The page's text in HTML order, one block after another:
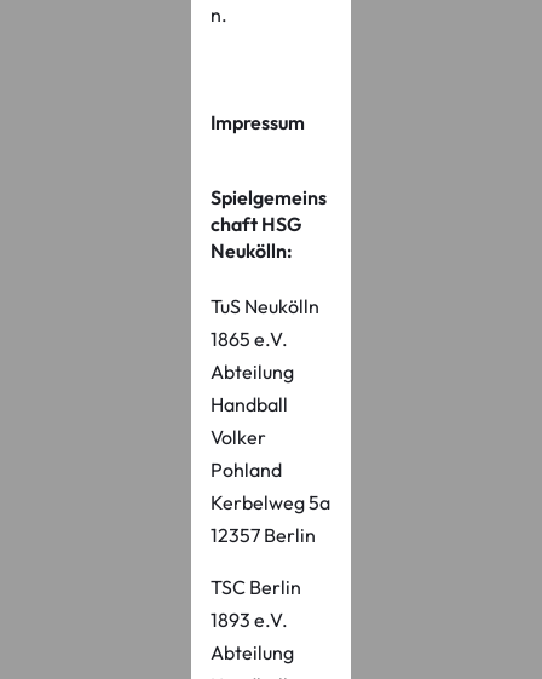
n.
Impressum
Spielgemeins
chaft HSG
Neukölln:
TuS Neukölln
1865 e.V.
Abteilung
Handball
Volker
Pohland
Kerbelweg 5a
12357 Berlin
TSC Berlin
1893 e.V.
Abteilung